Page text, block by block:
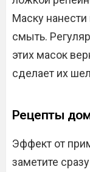
Маску нанести
смыть.
этих масок
сделает их
Рецепты
Эффект от
заметите